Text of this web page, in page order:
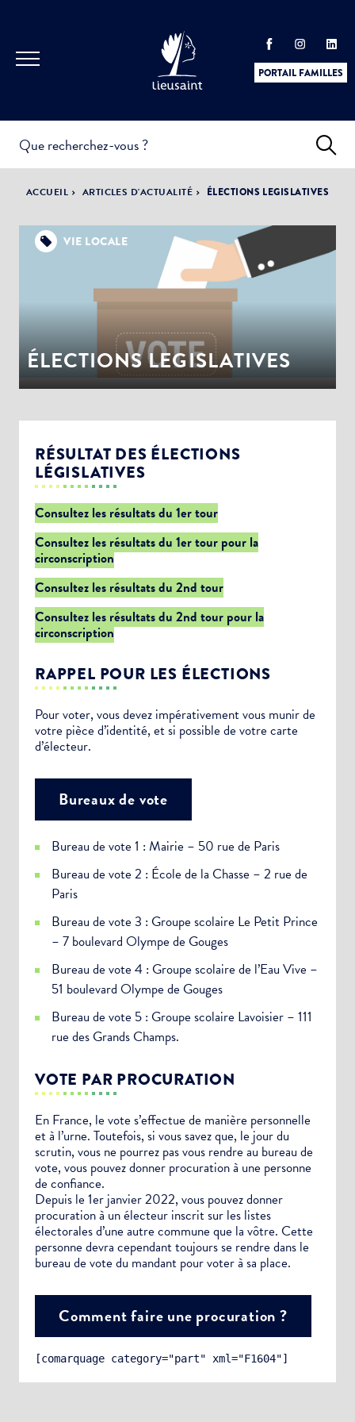
PORTAIL FAMILLES
PRATIQUES &
DÉMARCHES
ACTUALITÉS &
ÉVÈNEMENTS
LA VILLE
DÉMOCRATIE
PARTICIPATIVE
ACCUEIL ARTICLES D'ACTUALITÉ ÉLECTIONS LEGISLATIVES
VIE LOCALE
ÉLECTIONS LEGISLATIVES
RÉSULTAT DES ÉLECTIONS
LÉGISLATIVES
Consultez les résultats du 1er tour
Consultez les résultats du 1er tour pour la
circonscription
Consultez les résultats du 2nd tour
Consultez les résultats du 2nd tour pour la
circonscription
RAPPEL POUR LES ÉLECTIONS
Pour voter, vous devez impérativement vous munir de
votre pièce d’identité, et si possible de votre carte
d’électeur.
Bureaux de vote
Bureau de vote 1 : Mairie – 50 rue de Paris
Bureau de vote 2 : École de la Chasse – 2 rue de
Paris
Bureau de vote 3 : Groupe scolaire Le Petit Prince
– 7 boulevard Olympe de Gouges
Bureau de vote 4 : Groupe scolaire de l’Eau Vive –
51 boulevard Olympe de Gouges
Bureau de vote 5 : Groupe scolaire Lavoisier – 111
rue des Grands Champs.
VOTE PAR PROCURATION
En France, le vote s’effectue de manière personnelle
et à l’urne. Toutefois, si vous savez que, le jour du
scrutin, vous ne pourrez pas vous rendre au bureau de
vote, vous pouvez donner procuration à une personne
de confiance.
Depuis le 1er janvier 2022, vous pouvez donner
procuration à un électeur inscrit sur les listes
électorales d’une autre commune que la vôtre. Cette
personne devra cependant toujours se rendre dans le
bureau de vote du mandant pour voter à sa place.
Comment faire une procuration ?
[comarquage category="part" xml="F1604"]